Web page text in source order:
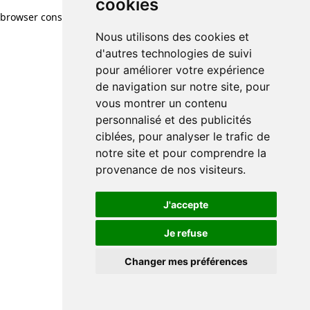
cookies
Nous utilisons des cookies et
d'autres technologies de suivi
pour améliorer votre expérience
de navigation sur notre site, pour
vous montrer un contenu
personnalisé et des publicités
ciblées, pour analyser le trafic de
notre site et pour comprendre la
provenance de nos visiteurs.
J'accepte
Je refuse
Changer mes préférences
browser console for more information)